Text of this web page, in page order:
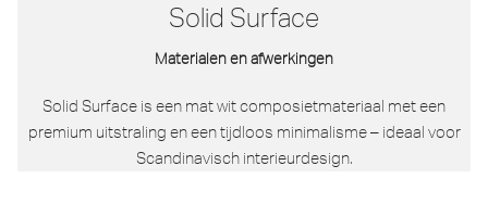
Solid Surface
Materialen en afwerkingen
Solid Surface is een mat wit composietmateriaal met een
premium uitstraling en een tijdloos minimalisme – ideaal voor
Scandinavisch interieurdesign.